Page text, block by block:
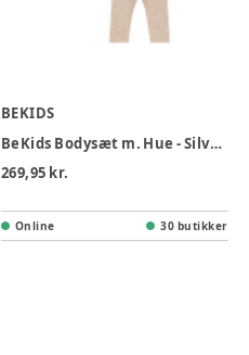
BEKIDS
BeKids Bodysæt m. Hue - Silver Mink
269,95 kr.
Online 30 butikker